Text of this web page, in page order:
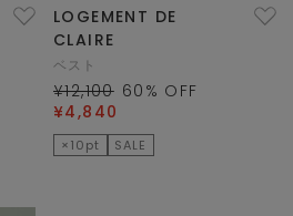
LOGEMENT DE
CLAIRE
ベスト
¥12,100 60 % OFF
¥4,840
×10pt SALE